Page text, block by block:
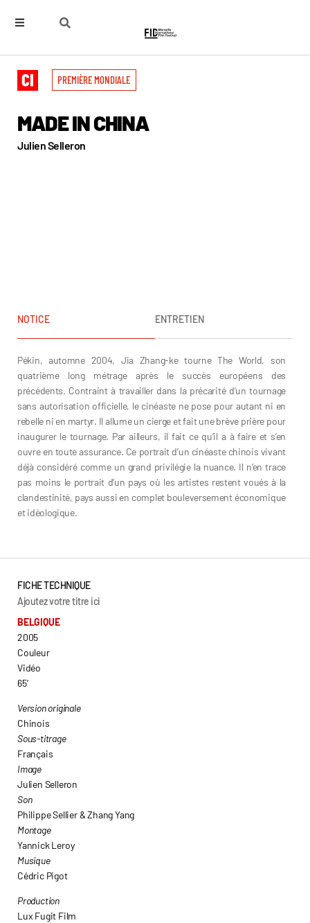
PREMIÈRE MONDIALE
MADE IN CHINA
Julien Selleron
NOTICE ENTRETIEN
Pékin, automne 2004, Jia Zhang-ke tourne The World, son
quatrième long métrage après le succès européens des
précédents. Contraint à travailler dans la précarité d’un tournage
sans autorisation officielle, le cinéaste ne pose pour autant ni en
rebelle ni en martyr. Il allume un cierge et fait une brève prière pour
inaugurer le tournage. Par ailleurs, il fait ce qu’il a à faire et s’en
ouvre en toute assurance. Ce portrait d’un cinéaste chinois vivant
déjà considéré comme un grand privilégie la nuance. Il n’en trace
pas moins le portrait d’un pays où les artistes restent voués à la
clandestinité, pays aussi en complet bouleversement économique
et idéologique.
FICHE TECHNIQUE
Ajoutez votre titre ici
BELGIQUE
2005
Couleur
Vidéo
65’
Version originale
Chinois
Sous-titrage
Français
Image
Julien Selleron
Son
Philippe Sellier & Zhang Yang
Montage
Yannick Leroy
Musique
Cédric Pigot
Production
Lux Fugit Film